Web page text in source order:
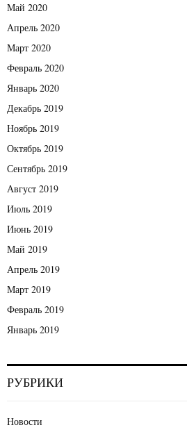
Май 2020
Апрель 2020
Март 2020
Февраль 2020
Январь 2020
Декабрь 2019
Ноябрь 2019
Октябрь 2019
Сентябрь 2019
Август 2019
Июль 2019
Июнь 2019
Май 2019
Апрель 2019
Март 2019
Февраль 2019
Январь 2019
РУБРИКИ
Новости